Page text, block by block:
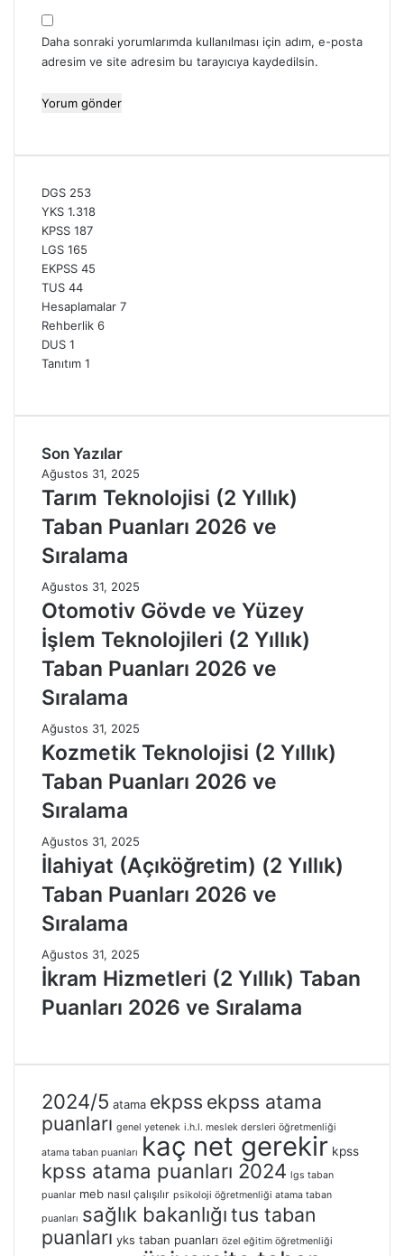
Daha sonraki yorumlarımda kullanılması için adım, e-posta
adresim ve site adresim bu tarayıcıya kaydedilsin.
DGS 253
YKS 1.318
KPSS 187
LGS 165
EKPSS 45
TUS 44
Hesaplamalar 7
Rehberlik 6
DUS 1
Tanıtım 1
Son Yazılar
Ağustos 31, 2025
Tarım Teknolojisi (2 Yıllık)
Taban Puanları 2026 ve
Sıralama
Ağustos 31, 2025
Otomotiv Gövde ve Yüzey
İşlem Teknolojileri (2 Yıllık)
Taban Puanları 2026 ve
Sıralama
Ağustos 31, 2025
Kozmetik Teknolojisi (2 Yıllık)
Taban Puanları 2026 ve
Sıralama
Ağustos 31, 2025
İlahiyat (Açıköğretim) (2 Yıllık)
Taban Puanları 2026 ve
Sıralama
Ağustos 31, 2025
İkram Hizmetleri (2 Yıllık) Taban
Puanları 2026 ve Sıralama
2024/5 atama ekpss ekpss atama
puanları genel yetenek i.h.l. meslek dersleri öğretmenliği
atama taban puanları kaç net gerekir kpss
kpss atama puanları 2024 lgs taban
puanlar meb nasıl çalışılır psikoloji öğretmenliği atama taban
puanları sağlık bakanlığıtus taban
puanları yks taban puanları özel eğitim öğretmenliği